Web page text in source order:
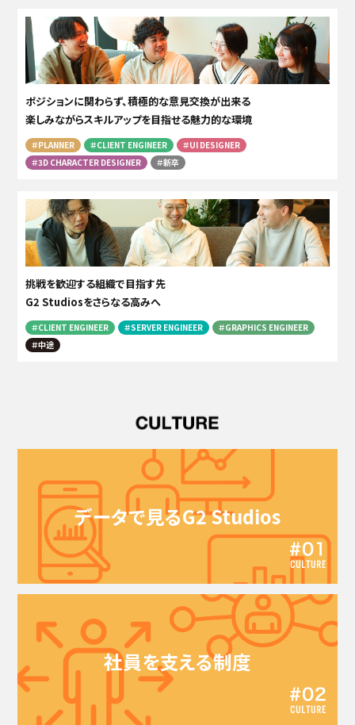
ポジションに関わらず、積極的な意見交換が出来る
楽しみながらスキルアップを目指せる魅力的な環境
＃PLANNER ＃CLIENT ENGINEER
＃UI DESIGNER
＃3D CHARACTER DESIGNER
＃新卒
挑戦を歓迎する組織で目指す先
G2 Studiosをさらなる高みへ
＃CLIENT ENGINEER ＃SERVER ENGINEER
＃GRAPHICS ENGINEER
＃中途
データで見るG2 Studios
社員を支える制度